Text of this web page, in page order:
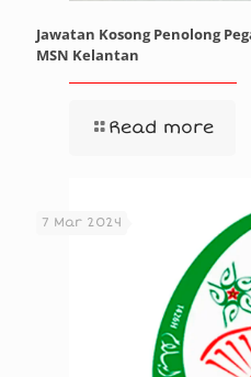
Jawatan Kosong Penolong
MSN Kelantan
Read more
7 Mar 2024